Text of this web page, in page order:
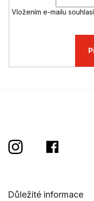
Vložením e-mailu
Důležité informace